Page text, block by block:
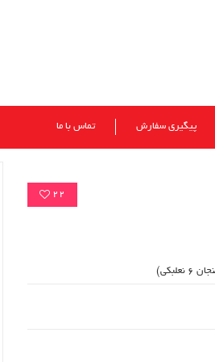
پیگیری سفارش تماس با ما
22